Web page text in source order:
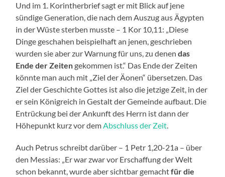
Und im 1. Korintherbrief sagt er mit Blick auf jene
sündige Generation, die nach dem Auszug aus Ägypten
in der Wüste sterben musste – 1 Kor 10,11: „Diese
Dinge geschahen beispielhaft an jenen, geschrieben
wurden sie aber zur Warnung für uns, zu denendas
Ende der Zeitengekommen ist.“ Das Ende der Zeiten
könnte man auch mit „Ziel der Äonen“ übersetzen. Das
Ziel der Geschichte Gottes ist also die jetzige Zeit, in der
er sein Königreich in Gestalt der Gemeinde aufbaut. Die
Entrückung bei der Ankunft des Herrn ist dann der
Höhepunkt kurz vor demAbschluss der Zeit.
Auch Petrus schreibt darüber – 1 Petr 1,20-21a – über
den Messias: „Er war zwar vor Erschaffung der Welt
schon bekannt, wurde aber sichtbar gemachtfür die